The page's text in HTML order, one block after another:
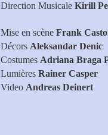
Direction Musicale Kirill
Mise en scène Frank
Décors Aleksandar Denic
Costumes Adriana Braga
Lumières Rainer Casper
Video Andreas Deinert